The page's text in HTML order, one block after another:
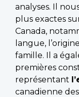
analyses. Il
plus exactes
Canada,
langue,
famille. Il a
premières
représentant
canadienne